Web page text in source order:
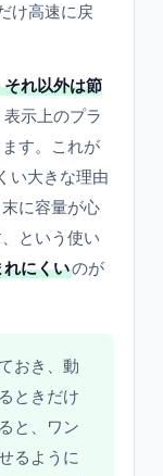
け高速に戻
れ以外は節
示上のプラ
す。これが
い大きな理由
に容量が心
という使い
にくいのが
おき、動
ときだけ
と、ワン
るように